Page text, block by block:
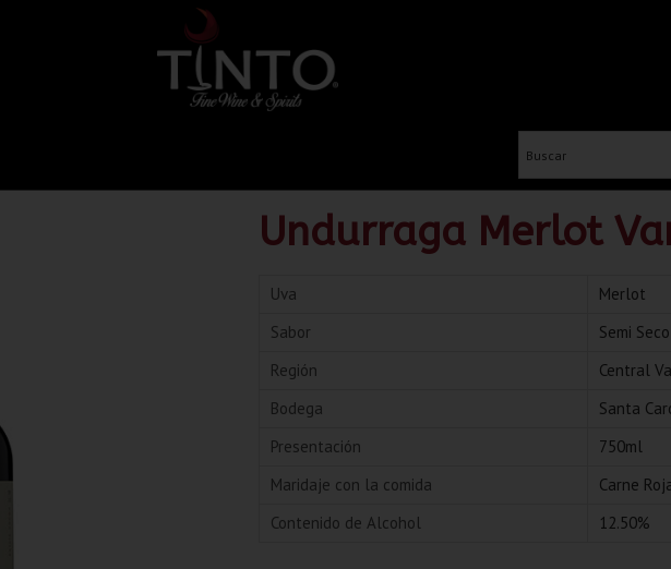
Undurraga Merlot
Uva
Merlot
Sabor
Semi Seco
Región
Central
Bodega
Santa
Presentación
750ml
Maridaje con la comida
Carne
Contenido de Alcohol
12.50%